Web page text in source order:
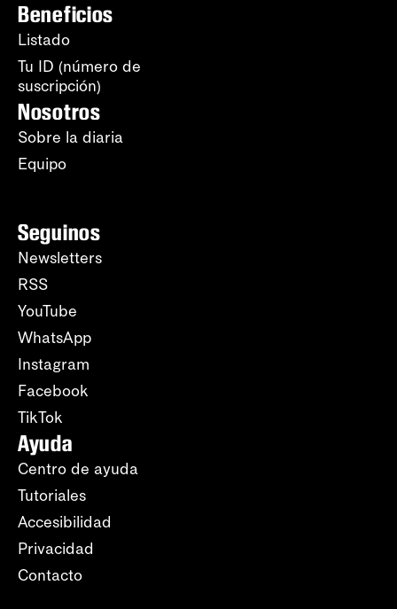
Beneficios
Listado
Tu ID (número de
suscripción)
Nosotros
Sobre la diaria
Equipo
Seguinos
Newsletters
RSS
YouTube
WhatsApp
Instagram
Facebook
TikTok
Ayuda
Centro de ayuda
Tutoriales
Accesibilidad
Privacidad
Contacto